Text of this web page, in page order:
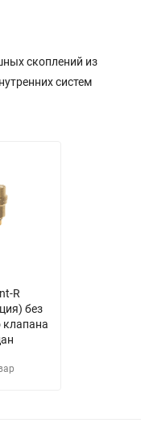
скоплений из
систем
R
без
клапана